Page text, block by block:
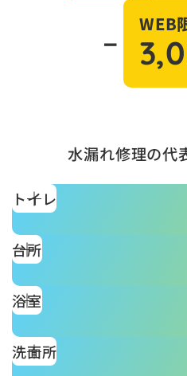
－
WEB
水漏れ修理の代
トイレ
台所
浴室
洗面所